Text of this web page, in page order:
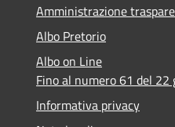
Amministrazione
Albo Pretorio
Albo on Line
Fino al numero 61 del 22
Informativa privacy